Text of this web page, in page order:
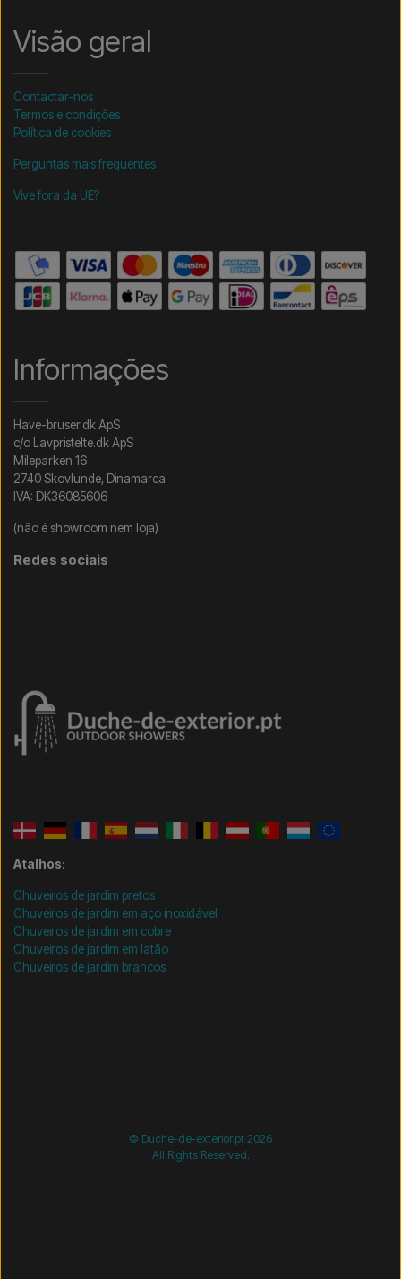
Visão geral
Contactar-nos
Termos e condições
Política de cookies
Perguntas mais frequentes
Vive fora da UE?
Informações
Have-bruser.dk ApS
c/o Lavpristelte.dk ApS
Mileparken 16
2740 Skovlunde, Dinamarca
IVA: DK36085606
(não é showroom nem loja)
Redes sociais
Atalhos:
Chuveiros de jardim pretos
Chuveiros de jardim em aço inoxidável
Chuveiros de jardim em cobre
Chuveiros de jardim em latão
Chuveiros de jardim brancos
© Duche-de-exterior.pt 2026
All Rights Reserved.